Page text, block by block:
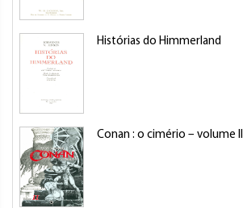
Histórias do Himmerland
Conan : o cimério – volume II